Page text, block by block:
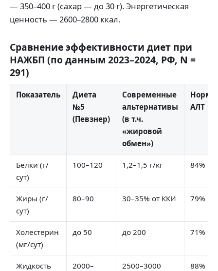
— 350–400 г (сахар — до 30 г). Энергетическая
ценность — 2600–2800 ккал.
Сравнение эффективности диет при
НАЖБП (по данным 2023–2024, РФ, N =
291)
Показатель
Диета
№5
(Певзнер)
Современные
альтернативы
(в т.ч.
«жировой
обмен»)
АЛТ
Белки (г/
сут)
100–120 1,2–1,5 г/кг 84%
Жиры (г/
сут)
80–90 30–35% от ККИ 79%
Холестерин
(мг/сут)
до 50 до 200 71%
Жидкость
2000–
2500–3000 88%